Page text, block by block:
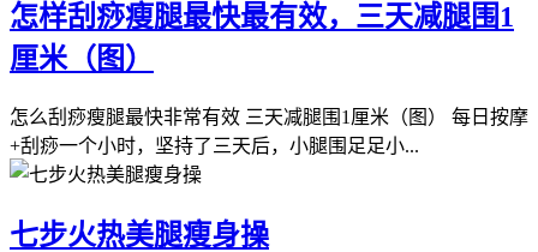
怎样刮痧瘦腿最快最有效，三天减腿围1
厘米（图）
怎么刮痧瘦腿最快非常有效 三天减腿围1厘米（图） 每日按摩
+刮痧一个小时，坚持了三天后，小腿围足足小...
七步火热美腿瘦身操